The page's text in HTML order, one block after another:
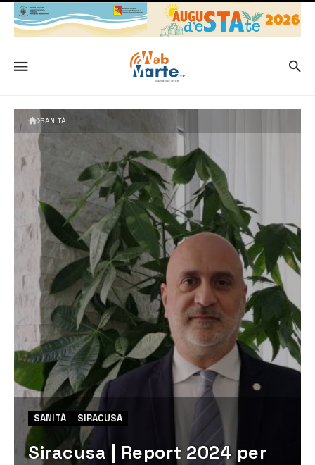
SANITÀ
SANITÀ SIRACUSA
Siracusa | Report 2024 per